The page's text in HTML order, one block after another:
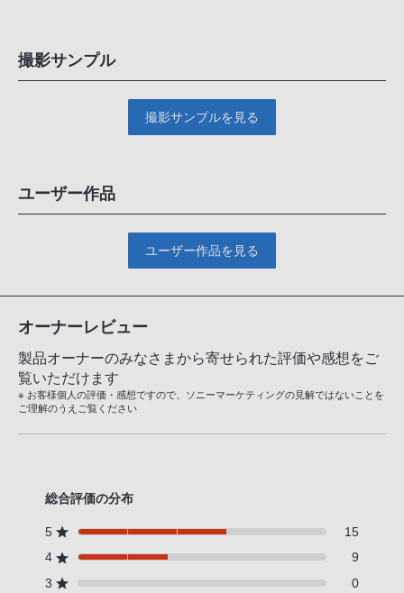
撮影サンプル
撮影サンプルを見る
ユーザー作品
ユーザー作品を見る
オーナーレビュー
製品オーナーのみなさまから寄せられた評価や感想をご
覧いただけます
※ お客様個人の評価・感想ですので、ソニーマーケティングの見解ではないことを
ご理解のうえご覧ください
総合評価の分布
5
15
4
9
3
0